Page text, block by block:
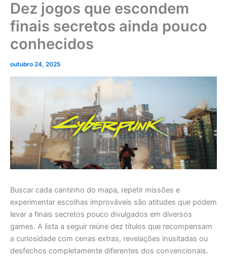
Dez jogos que escondem
finais secretos ainda pouco
conhecidos
outubro 24, 2025
Buscar cada cantinho do mapa, repetir missões e
experimentar escolhas improváveis são atitudes que podem
levar a finais secretos pouco divulgados em diversos
games. A lista a seguir reúne dez títulos que recompensam
a curiosidade com cenas extras, revelações inusitadas ou
desfechos completamente diferentes dos convencionais.